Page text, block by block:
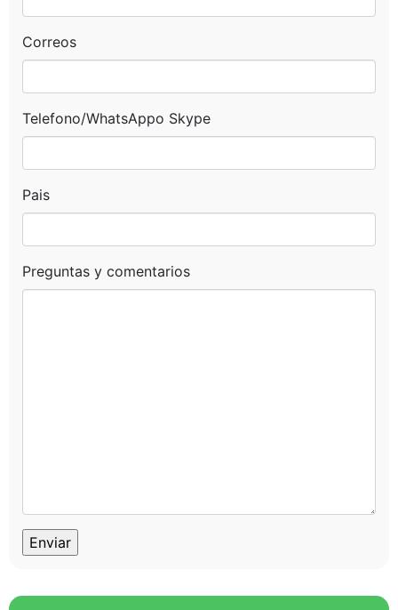
Correos
Telefono/WhatsAppo Skype
Pais
Preguntas y comentarios